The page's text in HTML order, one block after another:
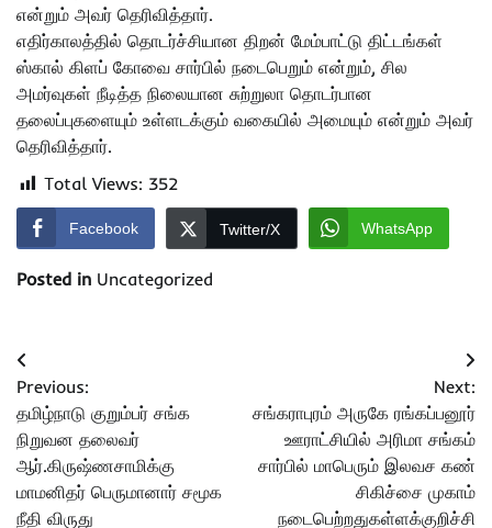
என்றும் அவர் தெரிவித்தார்.
எதிர்காலத்தில் தொடர்ச்சியான திறன் மேம்பாட்டு திட்டங்கள்
ஸ்கால் கிளப் கோவை சார்பில் நடைபெறும் என்றும், சில
அமர்வுகள் நீடித்த நிலையான சுற்றுலா தொடர்பான
தலைப்புகளையும் உள்ளடக்கும் வகையில் அமையும் என்றும் அவர்
தெரிவித்தார்.
Total Views: 352
Facebook Twitter/X WhatsApp
Posted in Uncategorized
Post
navigation
Previous:
தமிழ்நாடு குறும்பர் சங்க
நிறுவன தலைவர்
ஆர்.கிருஷ்ணசாமிக்கு
மாமனிதர் பெருமானார் சமூக
நீதி விருது
Next:
சங்கராபுரம் அருகே ரங்கப்பனூர்
ஊராட்சியில் அரிமா சங்கம்
சார்பில் மாபெரும் இலவச கண்
சிகிச்சை முகாம்
நடைபெற்றதுகள்ளக்குறிச்சி